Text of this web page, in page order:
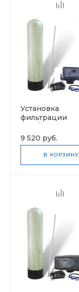
Установка
фильтрации
9 520 руб.
В КОРЗИНУ